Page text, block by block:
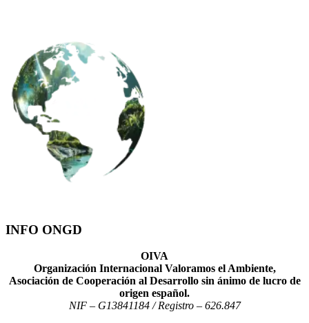
INFO ONGD
OIVA
Organización Internacional Valoramos el Ambiente,
Asociación de Cooperación al Desarrollo sin ánimo de lucro de
origen español.
NIF – G13841184 / Registro – 626.847